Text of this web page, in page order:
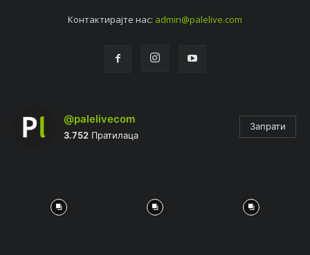
Контактирајтe нас: admin@palelive.com
@palelivecom
3.752 Пратилаца
Запрати